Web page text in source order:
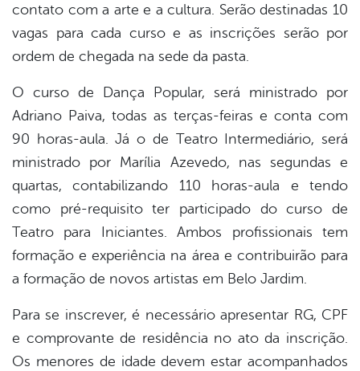
contato com a arte e a cultura. Serão destinadas 10
vagas para cada curso e as inscrições serão por
ordem de chegada na sede da pasta.
O curso de Dança Popular, será ministrado por
Adriano Paiva, todas as terças-feiras e conta com
90 horas-aula. Já o de Teatro Intermediário, será
ministrado por Marília Azevedo, nas segundas e
quartas, contabilizando 110 horas-aula e tendo
como pré-requisito ter participado do curso de
Teatro para Iniciantes. Ambos profissionais tem
formação e experiência na área e contribuirão para
a formação de novos artistas em Belo Jardim.
Para se inscrever, é necessário apresentar RG, CPF
e comprovante de residência no ato da inscrição.
Os menores de idade devem estar acompanhados